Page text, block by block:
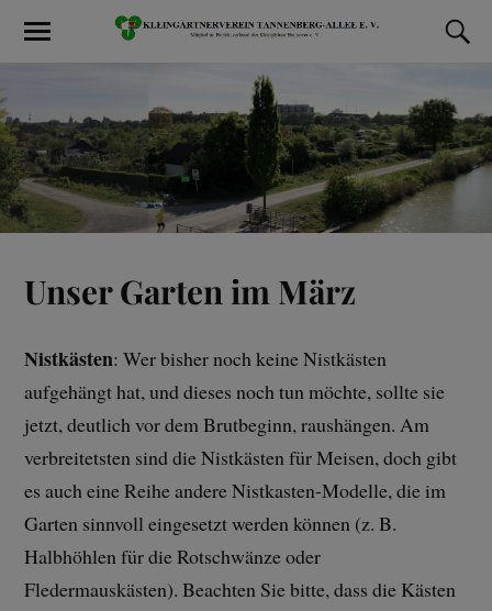
Unser Garten im März
Nistkästen: Wer bisher noch keine Nistkästen
aufgehängt hat, und dieses noch tun möchte, sollte sie
jetzt, deutlich vor dem Brutbeginn, raushängen. Am
verbreitetsten sind die Nistkästen für Meisen, doch gibt
es auch eine Reihe andere Nistkasten-Modelle, die im
Garten sinnvoll eingesetzt werden können (z. B.
Halbhöhlen für die Rotschwänze oder
Fledermauskästen). Beachten Sie bitte, dass die Kästen